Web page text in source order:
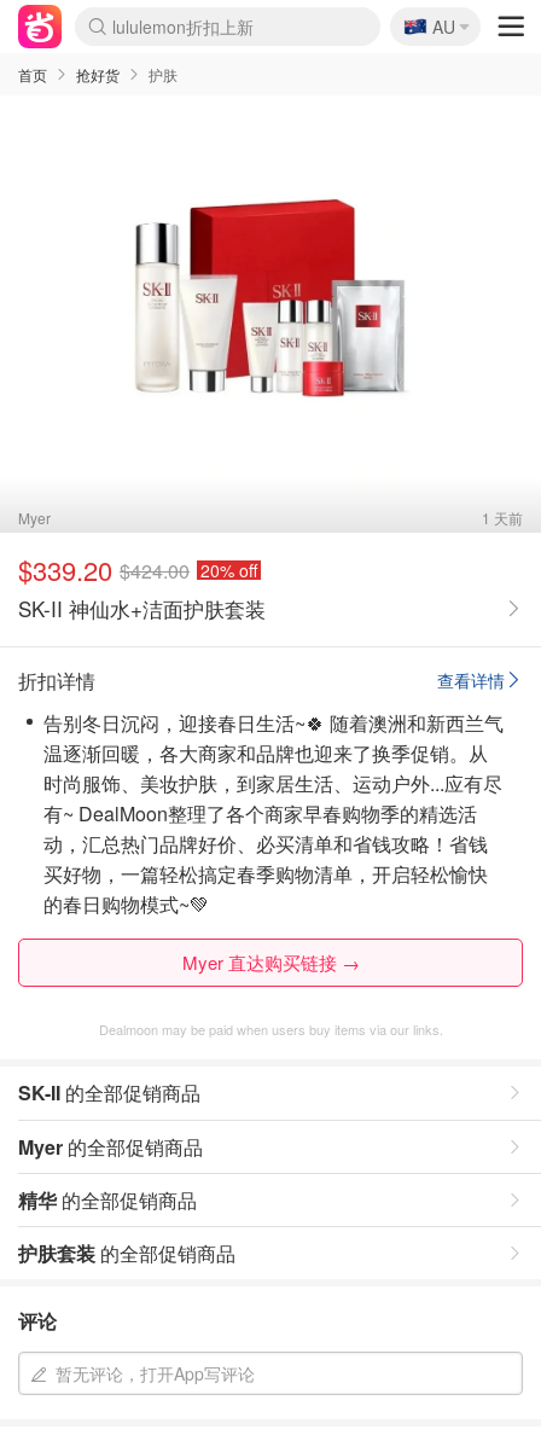
Sasa美妆护肤3.5折
SSENSE年中2.5折
FreshBeauty好价汇总
Cettire降价+叠9折
WWS Coles超市实拍
viagogo二手票捡漏
Myer折扣汇总
The Outnet奢牌1折起
David Jones 3折起
Flannels大牌1折
Perfumes Club护肤1折
AMIRO面罩$251
Amazon折扣汇总
eToro入金$200送$50
Amazon数码好物
ICONIC本周7.5折
ThedoubleF高奢地板价
Moose Knuckles 6折
EUFY摄像头$98
Selenichast首饰2折
Trip机票酒店促销
YSL送5件彩妆礼
Amazon家居好物
Amazon美妆护肤
雅漾大喷$8
过敏原检测盒$33
科颜氏高保湿面霜$29
SEALIFE海洋馆门票6折
丝塔芙大白罐$16
订阅Newsletter送香薰
Cult Beauty 6.8折
Harrods圣诞日历$525
LN-CC奢牌私促3折
d'Alba空姐喷雾$16
EVE LOM套装£56
Bernardelli独家4折
Adore Beauty 6折起
CT圣诞日历
Mytheresa奢品2.7折
Luxury Escapes 9折
Currentbody美容仪$881
MOON Garden Live
Roborock扫地机$649
Tingo Life水杯$24
Valentino官网5折
CR洗护套装$23
修丽可4件套$159
GANNI官网4.5折
Stylevana韩妆4折
Tessabit高奢8.5折
OGX洗发水$11
Amazon阿德莱德次日达
卡诗8.5折+赠礼
Philips Hue灯具8折
La Mer送8件礼值$529
🇦🇺
AU
首页 抢好货 护肤
Myer 1 天前
$339.20 $424.00 20% off
SK-II 神仙水+洁面护肤套装
查看详情
折扣详情
告别冬日沉闷，迎接春日生活~🍀 随着澳洲和新西兰气
温逐渐回暖，各大商家和品牌也迎来了换季促销。从
时尚服饰、美妆护肤，到家居生活、运动户外...应有尽
有~ DealMoon整理了各个商家早春购物季的精选活
动，汇总热门品牌好价、必买清单和省钱攻略！省钱
买好物，一篇轻松搞定春季购物清单，开启轻松愉快
的春日购物模式~💚
Myer 直达购买链接 →
Dealmoon may be paid when users buy items via our links.
SK-II 的全部促销商品
Myer 的全部促销商品
精华的全部促销商品
护肤套装 的全部促销商品
评论
暂无评论，打开App写评论